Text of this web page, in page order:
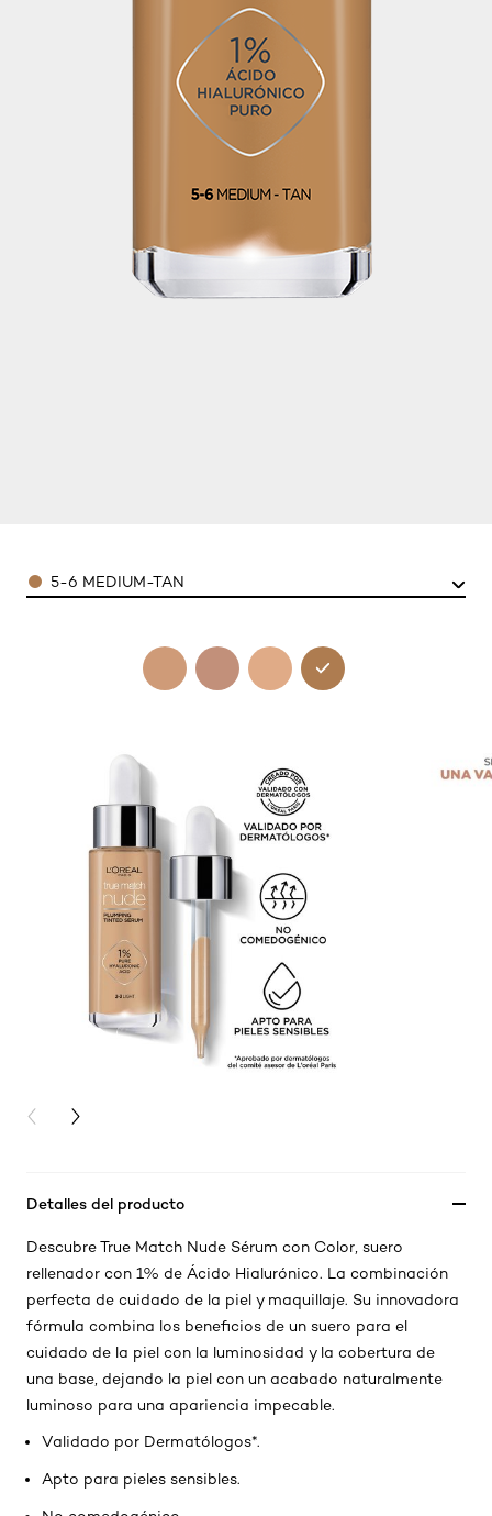
Color5-6 MEDIUM-TAN
PREVIOUS CARD
NEXT CARD
Detalles del producto
Descubre True Match Nude Sérum con Color, suero
rellenador con 1% de Ácido Hialurónico. La combinación
perfecta de cuidado de la piel y maquillaje. Su innovadora
fórmula combina los beneficios de un suero para el
cuidado de la piel con la luminosidad y la cobertura de
una base, dejando la piel con un acabado naturalmente
luminoso para una apariencia impecable.
Validado por Dermatólogos*.
Apto para pieles sensibles.